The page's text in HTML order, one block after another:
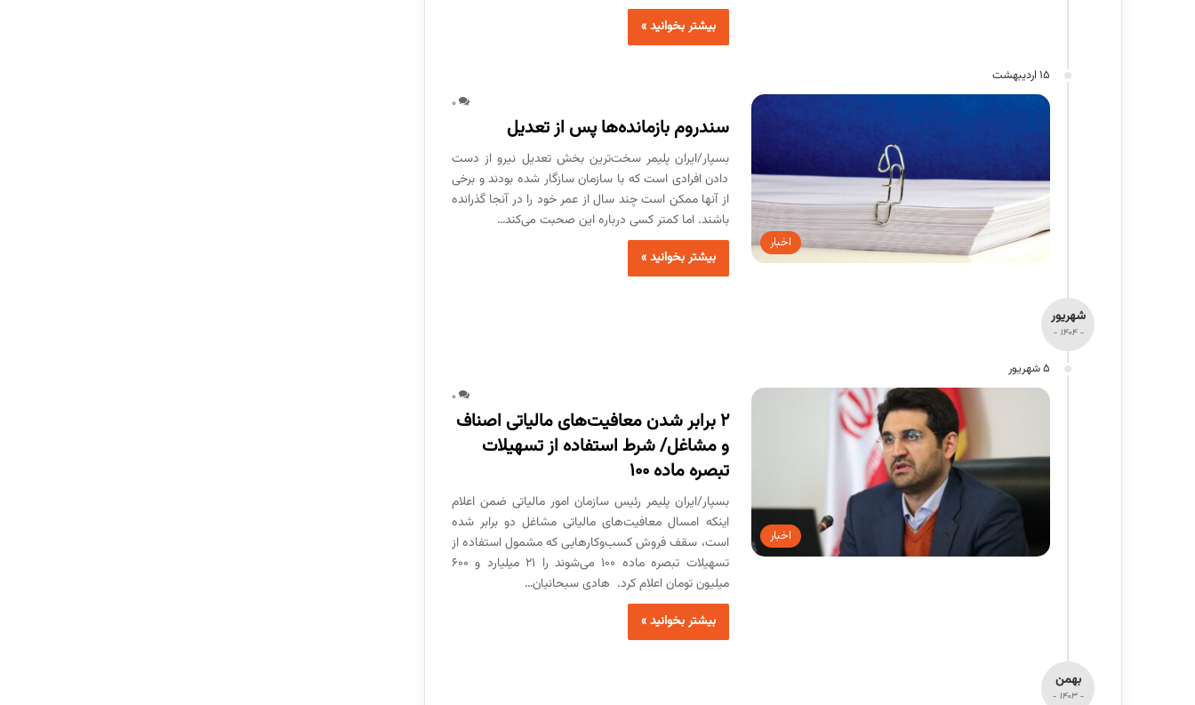
بیشتر بخوانید »
15 اردیبهشت
اخبار
0
سندروم بازمانده‌ها پس از تعدیل
بسپار/ایران پلیمر سخت‌ترین بخش تعدیل نیرو از دست
دادن افرادی است که با سازمان سازگار شده بودند و برخی
از آنها ممکن است چند سال از عمر خود را در آنجا گذرانده
باشند. اما کمتر کسی درباره این صحبت می‌کند…
بیشتر بخوانید »
شهریور
- 1404 -
5 شهریور
اخبار
0
۲ برابر شدن معافیت‌های مالیاتی اصناف
و مشاغل/ شرط استفاده از تسهیلات
تبصره ماده ۱۰۰
بسپار/ایران پلیمر رئیس سازمان امور مالیاتی ضمن اعلام
اینکه امسال معافیت‌های مالیاتی مشاغل دو برابر شده
است، سقف فروش کسب‌وکارهایی که مشمول استفاده از
تسهیلات تبصره ماده ۱۰۰ می‌شوند را ۲۱ میلیارد و ۶۰۰
میلیون تومان اعلام کرد. هادی سبحانیان…
بیشتر بخوانید »
بهمن
- 1403 -